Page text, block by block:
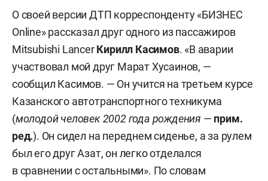
О своей версии ДТП корреспонденту «БИЗНЕС
Online» рассказал друг одного из пассажиров
Mitsubishi LancerКирилл Касимов. «В аварии
участвовал мой друг Марат Хусаинов, —
сообщил Касимов. — Он учится на третьем курсе
Казанского автотранспортного техникума
(молодой человек 2002 года рождения — прим.
ред.). Он сидел на переднем сиденье, а за рулем
был его друг Азат, он легко отделался
в сравнении с остальными». По словам